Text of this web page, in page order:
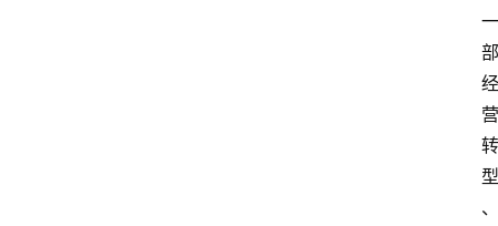
一
部
经
营
转
型
、